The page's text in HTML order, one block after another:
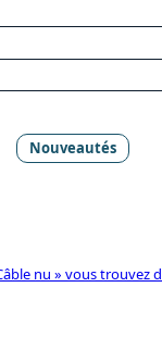
Nouveautés
nu » vous